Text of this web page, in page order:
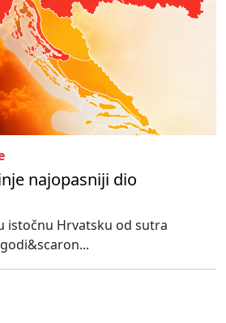
najopasniji dio
istočnu Hrvatsku od sutra